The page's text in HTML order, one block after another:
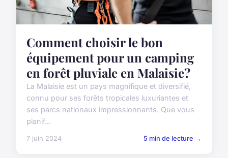
Comment choisir le bon
équipement pour un camping
en forêt pluviale en Malaisie?
La Malaisie est un pays magnifique et diversifié,
connu pour ses forêts tropicales luxuriantes et
ses parcs nationaux impressionnants. Que vous
planif...
7 juin 2024 5 min de lecture →